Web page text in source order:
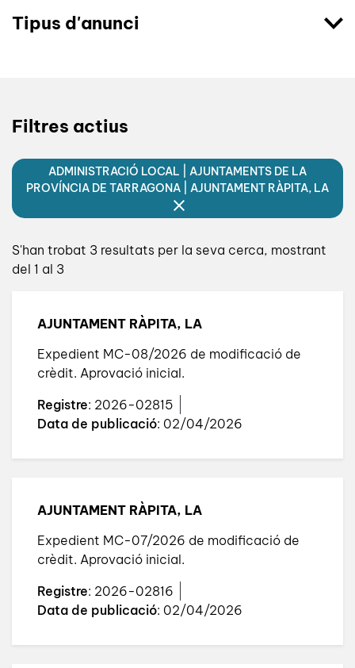
Tipus d'anunci
Filtres actius
ADMINISTRACIÓ LOCAL | AJUNTAMENTS DE LA
PROVÍNCIA DE TARRAGONA | AJUNTAMENT RÀPITA, LA
S'han trobat 3 resultats per la seva cerca, mostrant
del 1 al 3
AJUNTAMENT RÀPITA, LA
Expedient MC-08/2026 de modificació de
crèdit. Aprovació inicial.
Registre: 2026-02815
Data de publicació: 02/04/2026
AJUNTAMENT RÀPITA, LA
Expedient MC-07/2026 de modificació de
crèdit. Aprovació inicial.
Registre: 2026-02816
Data de publicació: 02/04/2026